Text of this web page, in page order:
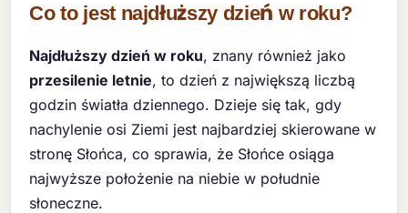
Co to jest najdłuższy dzień w roku?
Najdłuższy dzień w roku, znany również jako
przesilenie letnie, to dzień z największą liczbą
godzin światła dziennego. Dzieje się tak, gdy
nachylenie osi Ziemi jest najbardziej skierowane w
stronę Słońca, co sprawia, że Słońce osiąga
najwyższe położenie na niebie w południe
słoneczne.